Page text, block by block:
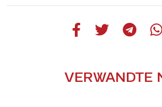
VERWANDTE